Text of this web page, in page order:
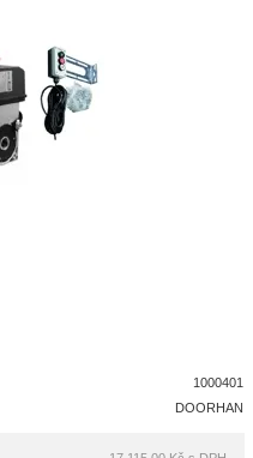
1000401
DOORHAN